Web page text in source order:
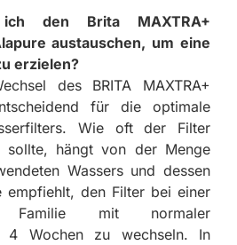
den Brita MAXTRA+
austauschen, um eine
erzielen?
des BRITA MAXTRA+
für die optimale
Wie oft der Filter
sollte, hängt von der Menge
Wassers und dessen
empfiehlt, den Filter bei einer
Familie mit normaler
4 Wochen zu wechseln. In